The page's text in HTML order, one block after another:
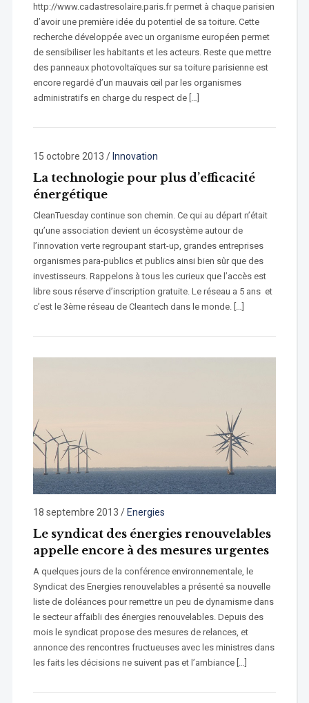
http://www.cadastresolaire.paris.fr permet à chaque parisien
d’avoir une première idée du potentiel de sa toiture. Cette
recherche développée avec un organisme européen permet
de sensibiliser les habitants et les acteurs. Reste que mettre
des panneaux photovoltaïques sur sa toiture parisienne est
encore regardé d’un mauvais œil par les organismes
administratifs en charge du respect de […]
15 octobre 2013 / Innovation
La technologie pour plus d’efficacité
énergétique
CleanTuesday continue son chemin. Ce qui au départ n’était
qu’une association devient un écosystème autour de
l’innovation verte regroupant start-up, grandes entreprises
organismes para-publics et publics ainsi bien sûr que des
investisseurs. Rappelons à tous les curieux que l’accès est
libre sous réserve d’inscription gratuite. Le réseau a 5 ans et
c’est le 3ème réseau de Cleantech dans le monde. […]
18 septembre 2013 / Energies
Le syndicat des énergies renouvelables
appelle encore à des mesures urgentes
A quelques jours de la conférence environnementale, le
Syndicat des Energies renouvelables a présenté sa nouvelle
liste de doléances pour remettre un peu de dynamisme dans
le secteur affaibli des énergies renouvelables. Depuis des
mois le syndicat propose des mesures de relances, et
annonce des rencontres fructueuses avec les ministres dans
les faits les décisions ne suivent pas et l’ambiance […]